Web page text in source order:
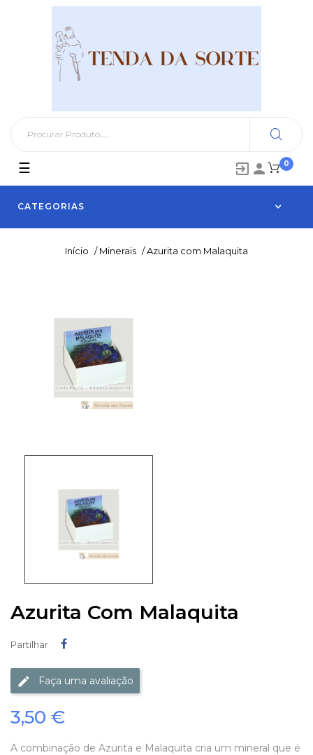
0
 
CATEGORIAS
Toggle
navigation
☰
Início / Minerais /Azurita com Malaquita
Azurita Com Malaquita
Partilhar
Faça uma avaliação
3,50 €
A combinação de Azurita e Malaquita cria um mineral que é